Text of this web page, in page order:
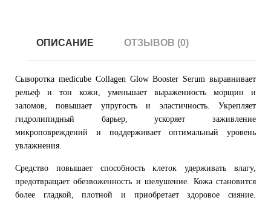
ОПИСАНИЕ ОТЗЫВОВ (0)
Сыворотка medicube Collagen Glow Booster Serum выравнивает
рельеф и тон кожи, уменьшает выраженность морщин и
заломов, повышает упругость и эластичность. Укрепляет
гидролипидный барьер, ускоряет заживление
микроповреждений и поддерживает оптимальный уровень
увлажнения.
Средство повышает способность клеток удерживать влагу,
предотвращает обезвоженность и шелушение. Кожа становится
более гладкой, плотной и приобретает здоровое сияние.